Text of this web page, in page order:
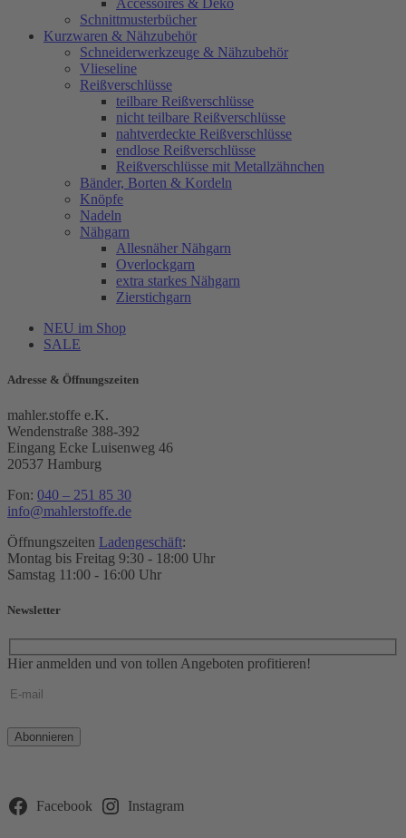
Schnittmusterbücher
Kurzwaren & Nähzubehör
Schneiderwerkzeuge & Nähzubehör
Vlieseline
Reißverschlüsse
teilbare Reißverschlüsse
nicht teilbare Reißverschlüsse
nahtverdeckte Reißverschlüsse
endlose Reißverschlüsse
Reißverschlüsse mit Metallzähnchen
Bänder, Borten & Kordeln
Knöpfe
Nadeln
Nähgarn
Allesnäher Nähgarn
Overlockgarn
extra starkes Nähgarn
Zierstichgarn
NEU im Shop
SALE
Adresse & Öffnungszeiten
mahler.stoffe e.K.
Wendenstraße 388-392
Eingang Ecke Luisenweg 46
20537 Hamburg
Fon: 040 – 251 85 30
info@mahlerstoffe.de
Öffnungszeiten Ladengeschäft:
Montag bis Freitag 9:30 - 18:00 Uhr
Samstag 11:00 - 16:00 Uhr
Newsletter
Hier anmelden und von tollen Angeboten profitieren!
Bitte
lasse
leer.
Facebook Instagram